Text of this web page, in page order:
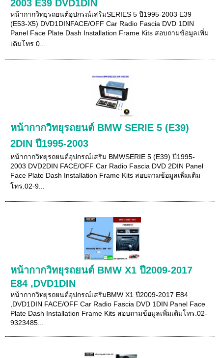
2003 E39 DVD1DIN
หน้ากากวิทยุรถยนต์อุปกรณ์เสริมSERIES 5 ปี1995-2003 E39
(E53-X5) DVD1DINFACE/OFF Car Radio Fascia DVD 1DIN
Panel Face Plate Dash Installation Frame Kits สอบถามข้อมูลเพิ่ม
เติมโทร.0...
หน้ากากวิทยุรถยนต์ BMW SERIE 5 (E39)
2DIN ปี1995-2003
หน้ากากวิทยุรถยนต์อุปกรณ์เสริม BMWSERIE 5 (E39) ปี1995-
2003 DVD2DIN FACE/OFF Car Radio Fascia DVD 2DIN Panel
Face Plate Dash Installation Frame Kits สอบถามข้อมูลเพิ่มเติม
โทร.02-9...
หน้ากากวิทยุรถยนต์ BMW X1 ปี2009-2017
E84 ,DVD1DIN
หน้ากากวิทยุรถยนต์อุปกรณ์เสริมBMW X1 ปี2009-2017 E84
,DVD1DIN FACE/OFF Car Radio Fascia DVD 1DIN Panel Face
Plate Dash Installation Frame Kits สอบถามข้อมูลเพิ่มเติมโทร.02-
9323485...